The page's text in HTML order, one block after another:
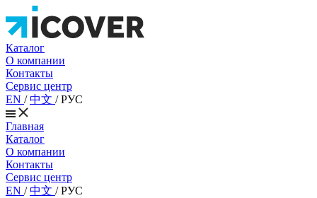
Каталог
О компании
Контакты
Сервис центр
EN /中文 /РУС
Главная
Каталог
О компании
Контакты
Сервис центр
EN /中文 /РУС